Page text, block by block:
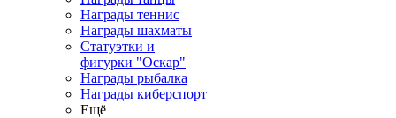
Награды теннис
Награды шахматы
Статуэтки и
фигурки "Оскар"
Награды рыбалка
Награды киберспорт
Ещё